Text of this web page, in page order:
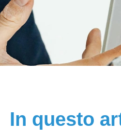
In questo